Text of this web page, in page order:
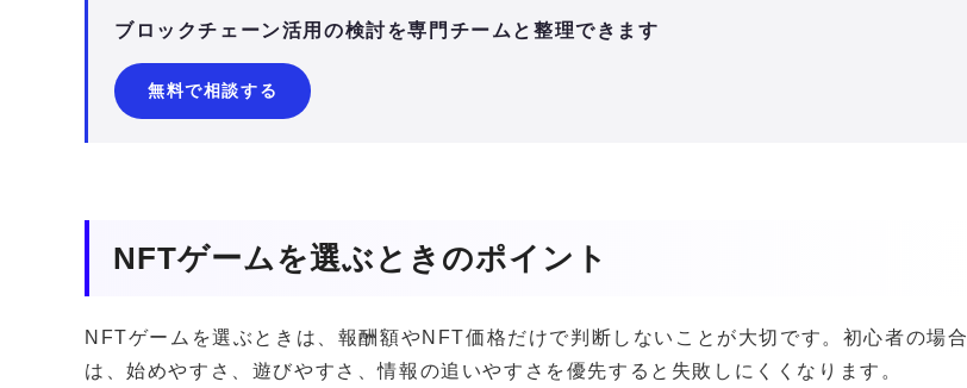
ブロックチェーン活用の検討を専門チームと整理できます
無料で相談する
NFTゲームを選ぶときのポイント
NFTゲームを選ぶときは、報酬額やNFT価格だけで判断しないことが大切です。初心者の場合
は、始めやすさ、遊びやすさ、情報の追いやすさを優先すると失敗しにくくなります。